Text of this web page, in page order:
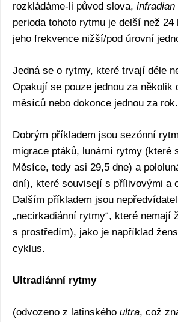
rozkládáme-li původ slova, infradian
perioda tohoto rytmu je delší než 24
jeho frekvence nižší/pod úrovní
Jedná se o rytmy, které trvají déle
Opakují se pouze jednou za několik
měsíců nebo dokonce jednou za rok.
Dobrým příkladem jsou sezónní
migrace ptáků, lunární rytmy (které
Měsíce, tedy asi 29,5 dne) a
dní), které souvisejí s přílivovými a
Dalším příkladem jsou
„necirkadiánní rytmy“, které nemají
s prostředím), jako je například
cyklus.
Ultradiánní rytmy
(odvozeno z latinského ultra, což